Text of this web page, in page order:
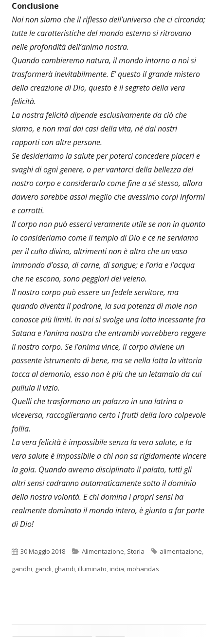
Conclusione
Noi non siamo che il riflesso dell’universo che ci circonda;
tutte le caratteristiche del mondo esterno si ritrovano
nelle profondità dell’anima nostra.
Quando cambieremo natura, il mondo intorno a noi si
trasformerà inevitabilmente. E’ questo il grande mistero
della creazione di Dio, questo è il segreto della vera
felicità.
La nostra felicità dipende esclusivamente da ciò che
siamo, e non mai dai casi della vita, né dai nostri
rapporti con altre persone.
Se desideriamo la salute per poterci concedere piaceri e
svaghi di ogni genere, o per vantarci della bellezza del
nostro corpo e considerarlo come fine a sé stesso, allora
davvero sarebbe assai meglio che avessimo corpi informi
e corrotti.
Il corpo non può esserci veramente utile se non in quanto
lo consideriamo come il tempio di Dio e ce ne serviamo
per il culto divino, altrimenti non è altro che un vaso
immondo d’ossa, di carne, di sangue; e l’aria e l’acqua
che ne escono, sono peggiori del veleno.
Il nostro corpo può essere un fedele servitore, ma
quando diventa il padrone, la sua potenza di male non
conosce più limiti. In noi si svolge una lotta incessante fra
Satana e l’anima nostra che entrambi vorrebbero reggere
il nostro corpo. Se l’anima vince, il corpo diviene un
possente istrumento di bene, ma se nella lotta la vittoria
tocca al demonio, esso non è più che un letamaio da cui
pullula il vizio.
Quelli che trasformano un palazzo in una latrina o
viceversa, raccoglieranno certo i frutti della loro colpevole
follia.
La vera felicità è impossibile senza la vera salute, e la
vera salute è impossibile a chi non sa rigidamente vincere
la gola. Quando avremo disciplinato il palato, tutti gli
altri sensi cadranno automaticamente sotto il dominio
della nostra volontà. E chi domina i propri sensi ha
realmente dominato il mondo intero, è giunto a far parte
di Dio!
Pubblicato
30 Maggio 2018 Categorie
Alimentazione, Storia Tag
alimentazione,
gandhi, gandi, ghandi,illuminato,india,mohandas